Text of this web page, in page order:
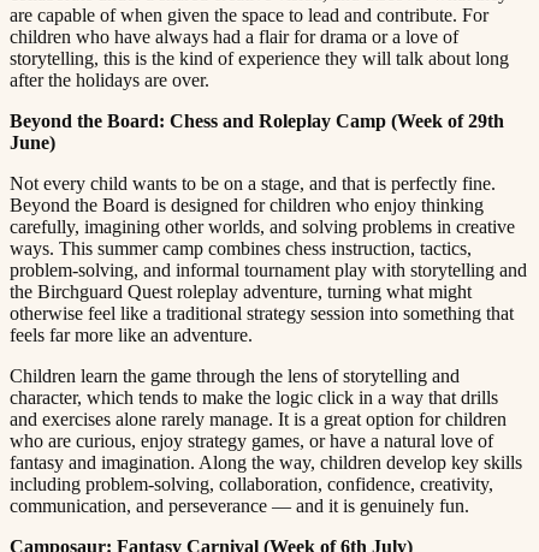
are capable of when given the space to lead and contribute. For
children who have always had a flair for drama or a love of
storytelling, this is the kind of experience they will talk about long
after the holidays are over.​​​​‌ ‍ ​‍​‍‌‍ ‌ ​‍‌‍‍‌‌‍‌ ‌‍‍‌‌‍ ‍​‍​‍​ ‍‍​‍​‍‌ ​ ‌‍​‌‌‍ ‍‌‍‍‌‌ ‌​‌ ‍‌​‍ ‍‌‍‍‌‌‍ ​‍​‍​‍ ​​‍​‍‌‍‍​‌ ​‍‌‍‌‌‌‍‌‍​‍​‍​ ‍‍​‍​‍​‍ ‌ ​ ‌ ‌​‌ ‌‌‌‍‌​‌‍‍‌‌‍ ​‍ ‌‍‍‌‌‍ ‍‌ ‌​‌‍‌‌‌‍ ‍‌ ‌​​‍ ‌‍‌‌‌‍‌​‌‍‍‌‌ ‌​​‍ ‌‍ ‌‌‍ ‌‍‌​‌‍‌‌​ ‌‌ ​​‌ ​‍‌‍‌‌‌ ​ ‌‍‌‌‌‍ ‍‌ ‌​‌‍​‌‌ ‌​‌‍‍‌‌‍ ‌‍ ‍​ ‍ ‌‍‍‌‌‍‌​​ ‌​ ‌‌‌‍‌‌​ ​ ​ ​‍​ ‌ ​ ​​​ ‍​‌‍‌‌​‍ ‌​ ‍‌‌‍​‌​ ‌ ​ ​​​‍ ‌​ ‌​‌‍‌‍‌‍‌​​ ‍‌​‍ ‌‌‍​‍‌‍​‍​ ‍​​ ​‌​‍ ‌​ ​​​ ‌​​ ‍‌​ ‌​​ ‌ ​ ​‌‌‍​ ​ ​​​ ‌​​ ‍​‌‍​ ​ ‌‌​ ‍ ‌ ‌​‌ ‍‌‌ ​​‌‍‌‌​ ‌‌‍ ‍‌‍‌‌‌ ‌ ‌ ​ ​ ‍ ‌ ​​‌‍​‌‌ ‌​‌‍‍​​ ‌‌‍​ ‌‍ ‌‍ ‍‌ ‌​‌‍‌‌‌‍ ‍‌ ‌​​‍‌‌​ ‌‌‌​​‍‌‌ ‌‍‍ ‌‍‌‌‌ ‍‌​‍‌‌​ ​ ‌​‌​​‍‌‌​ ​ ‌​‌​​‍‌‌​ ​‍​ ​‍​ ‌​​ ‌​​ ​ ​ ‍​​ ‍​​ ‍‌​ ​‌​ ‌‍​ ‌​‌‍​ ​ ‌ ​ ​‍​‍‌‌​ ​‍​ ​‍​‍‌‌​ ‌‌‌​‌​​‍ ‍‌‍​ ‌‍‍​‌‍‍‌‌‍ ​‌‍‌​‌ ​‍‌‍‌‌‌‍ ‍​‍‌‌​ ‌‌‌​​‍‌‌ ‌‍‍ ‌‍‌‌‌ ‍‌​‍‌‌​ ​ ‌​‌​​‍‌‌​ ​ ‌​‌​​‍‌‌​ ​‍​ ​‍​ ‌​​ ‌‍​ ‌ ‌‍​‌‌‍‌‍​ ‌‌​ ‍​​ ‍​​ ‌‌​ ‌‍‌‍‌‍​ ‌​​‍‌‌​ ​‍​ ​‍​‍‌‌​ ‌‌‌​‌​​‍ ‍‌ ‌​‌‍‌‌‌ ‍​‌ ‌​​ ‌‍​‍‌‍​‌‌ ​ ‌‍‌‌‌‌‌‌‌ ​‍‌‍ ​​ ‌​‍‌‌​ ​‍‌​‌‍‌ ​ ‌ ‌​‌ ‌‌‌‍‌​‌‍‍‌‌‍ ​‍‌‍‌‍‍‌‌‍‌​​ ‌​ ‌‌‌‍‌‌​ ​ ​ ​‍​ ‌ ​ ​​​ ‍​‌‍‌‌​‍ ‌​ ‍‌‌‍​‌​ ‌ ​ ​​​‍ ‌​ ‌​‌‍‌‍‌‍‌​​ ‍‌​‍ ‌‌‍​‍‌‍​‍​ ‍​​ ​‌​‍ ‌​ ​​​ ‌​​ ‍‌​ ‌​​ ‌ ​ ​‌‌‍​ ​ ​​​ ‌​​ ‍​‌‍​ ​ ‌‌​‍‌‍‌ ‌​‌ ‍‌‌ ​​‌‍‌‌​ ‌‌‍ ‍‌‍‌‌‌ ‌ ‌ ​ ​‍‌‍‌ ​​‌‍​‌‌ ‌​‌‍‍​​ ‌‌‍​ ‌‍ ‌‍ ‍‌ ‌​‌‍‌‌‌‍ ‍‌ ‌​​‍‌‌​ ‌‌‌​​‍‌‌ ‌‍‍ ‌‍‌‌‌ ‍‌​‍‌‌​ ​ ‌​‌​​‍‌‌​ ​ ‌​‌​​‍‌‌​ ​‍​ ​‍​ ‌​​ ‌​​ ​ ​ ‍​​ ‍​​ ‍‌​ ​‌​ ‌‍​ ‌​‌‍​ ​ ‌ ​ ​‍​‍‌‌​ ​‍​ ​‍​‍‌‌​ ‌‌‌​‌​​‍ ‍‌‍​ ‌‍‍​‌‍‍‌‌‍ ​‌‍‌​‌ ​‍‌‍‌‌‌‍ ‍​‍‌‌​ ‌‌‌​​‍‌‌ ‌‍‍ ‌‍‌‌‌ ‍‌​‍‌‌​ ​ ‌​‌​​‍‌‌​ ​ ‌​‌​​‍‌‌​ ​‍​ ​‍​ ‌​​ ‌‍​ ‌ ‌‍​‌‌‍‌‍​ ‌‌​ ‍​​ ‍​​ ‌‌​ ‌‍‌‍‌‍​ ‌​​‍‌‌​ ​‍​ ​‍​‍‌‌​ ‌‌‌​‌​​‍ ‍‌ ‌​‌‍‌‌‌ ‍​‌ ‌​​‍‌‍‌ ​​‌‍‌‌‌ ​‍‌ ​ ‌ ​​‌‍‌‌‌‍​ ‌ ‌​‌‍‍‌‌ ‌‍‌‍‌‌​ ‌‌ ​​‌ ‌‌‌‍​‍‌‍ ​‌‍‍‌‌ ​ ‌‍‍​‌‍‌‌‌‍‌​​‍​‍‌ ‌
Beyond the Board: Chess and Roleplay Camp (Week of 29th
June)​​​​‌ ‍ ​‍​‍‌‍ ‌ ​‍‌‍‍‌‌‍‌ ‌‍‍‌‌‍ ‍​‍​‍​ ‍‍​‍​‍‌ ​ ‌‍​‌‌‍ ‍‌‍‍‌‌ ‌​‌ ‍‌​‍ ‍‌‍‍‌‌‍ ​‍​‍​‍ ​​‍​‍‌‍‍​‌ ​‍‌‍‌‌‌‍‌‍​‍​‍​ ‍‍​‍​‍​‍ ‌ ​ ‌ ‌​‌ ‌‌‌‍‌​‌‍‍‌‌‍ ​‍ ‌‍‍‌‌‍ ‍‌ ‌​‌‍‌‌‌‍ ‍‌ ‌​​‍ ‌‍‌‌‌‍‌​‌‍‍‌‌ ‌​​‍ ‌‍ ‌‌‍ ‌‍‌​‌‍‌‌​ ‌‌ ​​‌ ​‍‌‍‌‌‌ ​ ‌‍‌‌‌‍ ‍‌ ‌​‌‍​‌‌ ‌​‌‍‍‌‌‍ ‌‍ ‍​ ‍ ‌‍‍‌‌‍‌​​ ‌​ ‌‌‌‍‌‌​ ​ ​ ​‍​ ‌ ​ ​​​ ‍​‌‍‌‌​‍ ‌​ ‍‌‌‍​‌​ ‌ ​ ​​​‍ ‌​ ‌​‌‍‌‍‌‍‌​​ ‍‌​‍ ‌‌‍​‍‌‍​‍​ ‍​​ ​‌​‍ ‌​ ​​​ ‌​​ ‍‌​ ‌​​ ‌ ​ ​‌‌‍​ ​ ​​​ ‌​​ ‍​‌‍​ ​ ‌‌​ ‍ ‌ ‌​‌ ‍‌‌ ​​‌‍‌‌​ ‌‌‍ ‍‌‍‌‌‌ ‌ ‌ ​ ​ ‍ ‌ ​​‌‍​‌‌ ‌​‌‍‍​​ ‌‌‍​ ‌‍ ‌‍ ‍‌ ‌​‌‍‌‌‌‍ ‍‌ ‌​​‍‌‌​ ‌‌‌​​‍‌‌ ‌‍‍ ‌‍‌‌‌ ‍‌​‍‌‌​ ​ ‌​‌​​‍‌‌​ ​ ‌​‌​​‍‌‌​ ​‍​ ​‍​ ‌‍‌‍​‍​ ‌​‌‍​‍​ ‌ ​ ‌​​ ‌​​ ‍‌‌‍‌‌​ ‌ ​ ‍​‌‍‌​​‍‌‌​ ​‍​ ​‍​‍‌‌​ ‌‌‌​‌​​‍ ‍‌‍​ ‌‍‍​‌‍‍‌‌‍ ​‌‍‌​‌ ​‍‌‍‌‌‌‍ ‍​‍‌‌​ ‌‌‌​​‍‌‌ ‌‍‍ ‌‍‌‌‌ ‍‌​‍‌‌​ ​ ‌​‌​​‍‌‌​ ​ ‌​‌​​‍‌‌​ ​‍​ ​‍‌‍‌​​ ​ ‌‍​ ​ ‌‌​ ​ ​ ‌​​ ‌‌​ ‍​​ ‍‌​ ‌​​ ​‌​ ‍‌​‍‌‌​ ​‍​ ​‍​‍‌‌​ ‌‌‌​‌​​‍ ‍‌ ‌​‌‍‌‌‌ ‍​‌ ‌​​ ‌‍​‍‌‍​‌‌ ​ ‌‍‌‌‌‌‌‌‌ ​‍‌‍ ​​ ‌​‍‌‌​ ​‍‌​‌‍‌ ​ ‌ ‌​‌ ‌‌‌‍‌​‌‍‍‌‌‍ ​‍‌‍‌‍‍‌‌‍‌​​ ‌​ ‌‌‌‍‌‌​ ​ ​ ​‍​ ‌ ​ ​​​ ‍​‌‍‌‌​‍ ‌​ ‍‌‌‍​‌​ ‌ ​ ​​​‍ ‌​ ‌​‌‍‌‍‌‍‌​​ ‍‌​‍ ‌‌‍​‍‌‍​‍​ ‍​​ ​‌​‍ ‌​ ​​​ ‌​​ ‍‌​ ‌​​ ‌ ​ ​‌‌‍​ ​ ​​​ ‌​​ ‍​‌‍​ ​ ‌‌​‍‌‍‌ ‌​‌ ‍‌‌ ​​‌‍‌‌​ ‌‌‍ ‍‌‍‌‌‌ ‌ ‌ ​ ​‍‌‍‌ ​​‌‍​‌‌ ‌​‌‍‍​​ ‌‌‍​ ‌‍ ‌‍ ‍‌ ‌​‌‍‌‌‌‍ ‍‌ ‌​​‍‌‌​ ‌‌‌​​‍‌‌ ‌‍‍ ‌‍‌‌‌ ‍‌​‍‌‌​ ​ ‌​‌​​‍‌‌​ ​ ‌​‌​​‍‌‌​ ​‍​ ​‍​ ‌‍‌‍​‍​ ‌​‌‍​‍​ ‌ ​ ‌​​ ‌​​ ‍‌‌‍‌‌​ ‌ ​ ‍​‌‍‌​​‍‌‌​ ​‍​ ​‍​‍‌‌​ ‌‌‌​‌​​‍ ‍‌‍​ ‌‍‍​‌‍‍‌‌‍ ​‌‍‌​‌ ​‍‌‍‌‌‌‍ ‍​‍‌‌​ ‌‌‌​​‍‌‌ ‌‍‍ ‌‍‌‌‌ ‍‌​‍‌‌​ ​ ‌​‌​​‍‌‌​ ​ ‌​‌​​‍‌‌​ ​‍​ ​‍‌‍‌​​ ​ ‌‍​ ​ ‌‌​ ​ ​ ‌​​ ‌‌​ ‍​​ ‍‌​ ‌​​ ​‌​ ‍‌​‍‌‌​ ​‍​ ​‍​‍‌‌​ ‌‌‌​‌​​‍ ‍‌ ‌​‌‍‌‌‌ ‍​‌ ‌​​‍‌‍‌ ​​‌‍‌‌‌ ​‍‌ ​ ‌ ​​‌‍‌‌‌‍​ ‌ ‌​‌‍‍‌‌ ‌‍‌‍‌‌​ ‌‌ ​​‌ ‌‌‌‍​‍‌‍ ​‌‍‍‌‌ ​ ‌‍‍​‌‍‌‌‌‍‌​​‍​‍‌ ‌
Not every child wants to be on a stage, and that is perfectly fine.
Beyond the Board is designed for children who enjoy thinking
carefully, imagining other worlds, and solving problems in creative
ways. This summer camp combines chess instruction, tactics,
problem-solving, and informal tournament play with storytelling and
the Birchguard Quest roleplay adventure, turning what might
otherwise feel like a traditional strategy session into something that
feels far more like an adventure.​​​​‌ ‍ ​‍​‍‌‍ ‌ ​‍‌‍‍‌‌‍‌ ‌‍‍‌‌‍ ‍​‍​‍​ ‍‍​‍​‍‌ ​ ‌‍​‌‌‍ ‍‌‍‍‌‌ ‌​‌ ‍‌​‍ ‍‌‍‍‌‌‍ ​‍​‍​‍ ​​‍​‍‌‍‍​‌ ​‍‌‍‌‌‌‍‌‍​‍​‍​ ‍‍​‍​‍​‍ ‌ ​ ‌ ‌​‌ ‌‌‌‍‌​‌‍‍‌‌‍ ​‍ ‌‍‍‌‌‍ ‍‌ ‌​‌‍‌‌‌‍ ‍‌ ‌​​‍ ‌‍‌‌‌‍‌​‌‍‍‌‌ ‌​​‍ ‌‍ ‌‌‍ ‌‍‌​‌‍‌‌​ ‌‌ ​​‌ ​‍‌‍‌‌‌ ​ ‌‍‌‌‌‍ ‍‌ ‌​‌‍​‌‌ ‌​‌‍‍‌‌‍ ‌‍ ‍​ ‍ ‌‍‍‌‌‍‌​​ ‌​ ‌‌‌‍‌‌​ ​ ​ ​‍​ ‌ ​ ​​​ ‍​‌‍‌‌​‍ ‌​ ‍‌‌‍​‌​ ‌ ​ ​​​‍ ‌​ ‌​‌‍‌‍‌‍‌​​ ‍‌​‍ ‌‌‍​‍‌‍​‍​ ‍​​ ​‌​‍ ‌​ ​​​ ‌​​ ‍‌​ ‌​​ ‌ ​ ​‌‌‍​ ​ ​​​ ‌​​ ‍​‌‍​ ​ ‌‌​ ‍ ‌ ‌​‌ ‍‌‌ ​​‌‍‌‌​ ‌‌‍ ‍‌‍‌‌‌ ‌ ‌ ​ ​ ‍ ‌ ​​‌‍​‌‌ ‌​‌‍‍​​ ‌‌‍​ ‌‍ ‌‍ ‍‌ ‌​‌‍‌‌‌‍ ‍‌ ‌​​‍‌‌​ ‌‌‌​​‍‌‌ ‌‍‍ ‌‍‌‌‌ ‍‌​‍‌‌​ ​ ‌​‌​​‍‌‌​ ​ ‌​‌​​‍‌‌​ ​‍​ ​‍​ ​ ‌‍​‌​ ‍​​ ​‌​ ‍‌​ ‌​​ ‍‌‌‍​ ‌‍‌‌‌‍‌‌​ ‌​​ ‌‍​‍‌‌​ ​‍​ ​‍​‍‌‌​ ‌‌‌​‌​​‍ ‍‌‍​ ‌‍‍​‌‍‍‌‌‍ ​‌‍‌​‌ ​‍‌‍‌‌‌‍ ‍​‍‌‌​ ‌‌‌​​‍‌‌ ‌‍‍ ‌‍‌‌‌ ‍‌​‍‌‌​ ​ ‌​‌​​‍‌‌​ ​ ‌​‌​​‍‌‌​ ​‍​ ​‍​ ‌ ​ ‍​​ ‍​‌‍​ ​ ​ ‌‍​‌​ ​ ​ ‌‍‌‍​‌‌‍​ ‌‍​‌​ ​‌​‍‌‌​ ​‍​ ​‍​‍‌‌​ ‌‌‌​‌​​‍ ‍‌ ‌​‌‍‌‌‌ ‍​‌ ‌​​ ‌‍​‍‌‍​‌‌ ​ ‌‍‌‌‌‌‌‌‌ ​‍‌‍ ​​ ‌​‍‌‌​ ​‍‌​‌‍‌ ​ ‌ ‌​‌ ‌‌‌‍‌​‌‍‍‌‌‍ ​‍‌‍‌‍‍‌‌‍‌​​ ‌​ ‌‌‌‍‌‌​ ​ ​ ​‍​ ‌ ​ ​​​ ‍​‌‍‌‌​‍ ‌​ ‍‌‌‍​‌​ ‌ ​ ​​​‍ ‌​ ‌​‌‍‌‍‌‍‌​​ ‍‌​‍ ‌‌‍​‍‌‍​‍​ ‍​​ ​‌​‍ ‌​ ​​​ ‌​​ ‍‌​ ‌​​ ‌ ​ ​‌‌‍​ ​ ​​​ ‌​​ ‍​‌‍​ ​ ‌‌​‍‌‍‌ ‌​‌ ‍‌‌ ​​‌‍‌‌​ ‌‌‍ ‍‌‍‌‌‌ ‌ ‌ ​ ​‍‌‍‌ ​​‌‍​‌‌ ‌​‌‍‍​​ ‌‌‍​ ‌‍ ‌‍ ‍‌ ‌​‌‍‌‌‌‍ ‍‌ ‌​​‍‌‌​ ‌‌‌​​‍‌‌ ‌‍‍ ‌‍‌‌‌ ‍‌​‍‌‌​ ​ ‌​‌​​‍‌‌​ ​ ‌​‌​​‍‌‌​ ​‍​ ​‍​ ​ ‌‍​‌​ ‍​​ ​‌​ ‍‌​ ‌​​ ‍‌‌‍​ ‌‍‌‌‌‍‌‌​ ‌​​ ‌‍​‍‌‌​ ​‍​ ​‍​‍‌‌​ ‌‌‌​‌​​‍ ‍‌‍​ ‌‍‍​‌‍‍‌‌‍ ​‌‍‌​‌ ​‍‌‍‌‌‌‍ ‍​‍‌‌​ ‌‌‌​​‍‌‌ ‌‍‍ ‌‍‌‌‌ ‍‌​‍‌‌​ ​ ‌​‌​​‍‌‌​ ​ ‌​‌​​‍‌‌​ ​‍​ ​‍​ ‌ ​ ‍​​ ‍​‌‍​ ​ ​ ‌‍​‌​ ​ ​ ‌‍‌‍​‌‌‍​ ‌‍​‌​ ​‌​‍‌‌​ ​‍​ ​‍​‍‌‌​ ‌‌‌​‌​​‍ ‍‌ ‌​‌‍‌‌‌ ‍​‌ ‌​​‍‌‍‌ ​​‌‍‌‌‌ ​‍‌ ​ ‌ ​​‌‍‌‌‌‍​ ‌ ‌​‌‍‍‌‌ ‌‍‌‍‌‌​ ‌‌ ​​‌ ‌‌‌‍​‍‌‍ ​‌‍‍‌‌ ​ ‌‍‍​‌‍‌‌‌‍‌​​‍​‍‌ ‌
Children learn the game through the lens of storytelling and
character, which tends to make the logic click in a way that drills
and exercises alone rarely manage. It is a great option for children
who are curious, enjoy strategy games, or have a natural love of
fantasy and imagination. Along the way, children develop key skills
including problem-solving, collaboration, confidence, creativity,
communication, and perseverance — and it is genuinely fun.​​​​‌ ‍ ​‍​‍‌‍ ‌ ​‍‌‍‍‌‌‍‌ ‌‍‍‌‌‍ ‍​‍​‍​ ‍‍​‍​‍‌ ​ ‌‍​‌‌‍ ‍‌‍‍‌‌ ‌​‌ ‍‌​‍ ‍‌‍‍‌‌‍ ​‍​‍​‍ ​​‍​‍‌‍‍​‌ ​‍‌‍‌‌‌‍‌‍​‍​‍​ ‍‍​‍​‍​‍ ‌ ​ ‌ ‌​‌ ‌‌‌‍‌​‌‍‍‌‌‍ ​‍ ‌‍‍‌‌‍ ‍‌ ‌​‌‍‌‌‌‍ ‍‌ ‌​​‍ ‌‍‌‌‌‍‌​‌‍‍‌‌ ‌​​‍ ‌‍ ‌‌‍ ‌‍‌​‌‍‌‌​ ‌‌ ​​‌ ​‍‌‍‌‌‌ ​ ‌‍‌‌‌‍ ‍‌ ‌​‌‍​‌‌ ‌​‌‍‍‌‌‍ ‌‍ ‍​ ‍ ‌‍‍‌‌‍‌​​ ‌​ ‌‌‌‍‌‌​ ​ ​ ​‍​ ‌ ​ ​​​ ‍​‌‍‌‌​‍ ‌​ ‍‌‌‍​‌​ ‌ ​ ​​​‍ ‌​ ‌​‌‍‌‍‌‍‌​​ ‍‌​‍ ‌‌‍​‍‌‍​‍​ ‍​​ ​‌​‍ ‌​ ​​​ ‌​​ ‍‌​ ‌​​ ‌ ​ ​‌‌‍​ ​ ​​​ ‌​​ ‍​‌‍​ ​ ‌‌​ ‍ ‌ ‌​‌ ‍‌‌ ​​‌‍‌‌​ ‌‌‍ ‍‌‍‌‌‌ ‌ ‌ ​ ​ ‍ ‌ ​​‌‍​‌‌ ‌​‌‍‍​​ ‌‌‍​ ‌‍ ‌‍ ‍‌ ‌​‌‍‌‌‌‍ ‍‌ ‌​​‍‌‌​ ‌‌‌​​‍‌‌ ‌‍‍ ‌‍‌‌‌ ‍‌​‍‌‌​ ​ ‌​‌​​‍‌‌​ ​ ‌​‌​​‍‌‌​ ​‍​ ​‍‌‍‌‍‌‍‌‍​ ​ ​ ‌‌​ ​​​ ​‍​ ​ ​ ‍‌‌‍​ ‌‍​‌​ ‌ ​ ​ ​‍‌‌​ ​‍​ ​‍​‍‌‌​ ‌‌‌​‌​​‍ ‍‌‍​ ‌‍‍​‌‍‍‌‌‍ ​‌‍‌​‌ ​‍‌‍‌‌‌‍ ‍​‍‌‌​ ‌‌‌​​‍‌‌ ‌‍‍ ‌‍‌‌‌ ‍‌​‍‌‌​ ​ ‌​‌​​‍‌‌​ ​ ‌​‌​​‍‌‌​ ​‍​ ​‍‌‍‌​​ ​‍‌‍​ ‌‍​‌‌‍‌‌‌‍​ ‌‍​ ​ ‌‍‌‍​ ​ ​ ​ ​‌​ ​ ​‍‌‌​ ​‍​ ​‍​‍‌‌​ ‌‌‌​‌​​‍ ‍‌ ‌​‌‍‌‌‌ ‍​‌ ‌​​ ‌‍​‍‌‍​‌‌ ​ ‌‍‌‌‌‌‌‌‌ ​‍‌‍ ​​ ‌​‍‌‌​ ​‍‌​‌‍‌ ​ ‌ ‌​‌ ‌‌‌‍‌​‌‍‍‌‌‍ ​‍‌‍‌‍‍‌‌‍‌​​ ‌​ ‌‌‌‍‌‌​ ​ ​ ​‍​ ‌ ​ ​​​ ‍​‌‍‌‌​‍ ‌​ ‍‌‌‍​‌​ ‌ ​ ​​​‍ ‌​ ‌​‌‍‌‍‌‍‌​​ ‍‌​‍ ‌‌‍​‍‌‍​‍​ ‍​​ ​‌​‍ ‌​ ​​​ ‌​​ ‍‌​ ‌​​ ‌ ​ ​‌‌‍​ ​ ​​​ ‌​​ ‍​‌‍​ ​ ‌‌​‍‌‍‌ ‌​‌ ‍‌‌ ​​‌‍‌‌​ ‌‌‍ ‍‌‍‌‌‌ ‌ ‌ ​ ​‍‌‍‌ ​​‌‍​‌‌ ‌​‌‍‍​​ ‌‌‍​ ‌‍ ‌‍ ‍‌ ‌​‌‍‌‌‌‍ ‍‌ ‌​​‍‌‌​ ‌‌‌​​‍‌‌ ‌‍‍ ‌‍‌‌‌ ‍‌​‍‌‌​ ​ ‌​‌​​‍‌‌​ ​ ‌​‌​​‍‌‌​ ​‍​ ​‍‌‍‌‍‌‍‌‍​ ​ ​ ‌‌​ ​​​ ​‍​ ​ ​ ‍‌‌‍​ ‌‍​‌​ ‌ ​ ​ ​‍‌‌​ ​‍​ ​‍​‍‌‌​ ‌‌‌​‌​​‍ ‍‌‍​ ‌‍‍​‌‍‍‌‌‍ ​‌‍‌​‌ ​‍‌‍‌‌‌‍ ‍​‍‌‌​ ‌‌‌​​‍‌‌ ‌‍‍ ‌‍‌‌‌ ‍‌​‍‌‌​ ​ ‌​‌​​‍‌‌​ ​ ‌​‌​​‍‌‌​ ​‍​ ​‍‌‍‌​​ ​‍‌‍​ ‌‍​‌‌‍‌‌‌‍​ ‌‍​ ​ ‌‍‌‍​ ​ ​ ​ ​‌​ ​ ​‍‌‌​ ​‍​ ​‍​‍‌‌​ ‌‌‌​‌​​‍ ‍‌ ‌​‌‍‌‌‌ ‍​‌ ‌​​‍‌‍‌ ​​‌‍‌‌‌ ​‍‌ ​ ‌ ​​‌‍‌‌‌‍​ ‌ ‌​‌‍‍‌‌ ‌‍‌‍‌‌​ ‌‌ ​​‌ ‌‌‌‍​‍‌‍ ​‌‍‍‌‌ ​ ‌‍‍​‌‍‌‌‌‍‌​​‍​‍‌ ‌
Camposaur: Fantasy Carnival (Week of 6th July)​​​​‌ ‍ ​‍​‍‌‍ ‌ ​‍‌‍‍‌‌‍‌ ‌‍‍‌‌‍ ‍​‍​‍​ ‍‍​‍​‍‌ ​ ‌‍​‌‌‍ ‍‌‍‍‌‌ ‌​‌ ‍‌​‍ ‍‌‍‍‌‌‍ ​‍​‍​‍ ​​‍​‍‌‍‍​‌ ​‍‌‍‌‌‌‍‌‍​‍​‍​ ‍‍​‍​‍​‍ ‌ ​ ‌ ‌​‌ ‌‌‌‍‌​‌‍‍‌‌‍ ​‍ ‌‍‍‌‌‍ ‍‌ ‌​‌‍‌‌‌‍ ‍‌ ‌​​‍ ‌‍‌‌‌‍‌​‌‍‍‌‌ ‌​​‍ ‌‍ ‌‌‍ ‌‍‌​‌‍‌‌​ ‌‌ ​​‌ ​‍‌‍‌‌‌ ​ ‌‍‌‌‌‍ ‍‌ ‌​‌‍​‌‌ ‌​‌‍‍‌‌‍ ‌‍ ‍​ ‍ ‌‍‍‌‌‍‌​​ ‌​ ‌‌‌‍‌‌​ ​ ​ ​‍​ ‌ ​ ​​​ ‍​‌‍‌‌​‍ ‌​ ‍‌‌‍​‌​ ‌ ​ ​​​‍ ‌​ ‌​‌‍‌‍‌‍‌​​ ‍‌​‍ ‌‌‍​‍‌‍​‍​ ‍​​ ​‌​‍ ‌​ ​​​ ‌​​ ‍‌​ ‌​​ ‌ ​ ​‌‌‍​ ​ ​​​ ‌​​ ‍​‌‍​ ​ ‌‌​ ‍ ‌ ‌​‌ ‍‌‌ ​​‌‍‌‌​ ‌‌‍ ‍‌‍‌‌‌ ‌ ‌ ​ ​ ‍ ‌ ​​‌‍​‌‌ ‌​‌‍‍​​ ‌‌‍​ ‌‍ ‌‍ ‍‌ ‌​‌‍‌‌‌‍ ‍‌ ‌​​‍‌‌​ ‌‌‌​​‍‌‌ ‌‍‍ ‌‍‌‌‌ ‍‌​‍‌‌​ ​ ‌​‌​​‍‌‌​ ​ ‌​‌​​‍‌‌​ ​‍​ ​‍​ ‌​​ ‍​​ ​​​ ​ ‌‍‌‌​ ‍‌​ ‍‌‌‍​‌‌‍‌‌‌‍‌‌​ ​‍‌‍‌‍​‍‌‌​ ​‍​ ​‍​‍‌‌​ ‌‌‌​‌​​‍ ‍‌‍​ ‌‍‍​‌‍‍‌‌‍ ​‌‍‌​‌ ​‍‌‍‌‌‌‍ ‍​‍‌‌​ ‌‌‌​​‍‌‌ ‌‍‍ ‌‍‌‌‌ ‍‌​‍‌‌​ ​ ‌​‌​​‍‌‌​ ​ ‌​‌​​‍‌‌​ ​‍​ ​‍​ ​‍​ ‌​​ ‌​​ ‍​​ ​‍​ ​ ​ ​‌​ ‌‍‌‍‌‍‌‍‌‍​ ‍‌​ ‍‌​‍‌‌​ ​‍​ ​‍​‍‌‌​ ‌‌‌​‌​​‍ ‍‌ ‌​‌‍‌‌‌ ‍​‌ ‌​​ ‌‍​‍‌‍​‌‌ ​ ‌‍‌‌‌‌‌‌‌ ​‍‌‍ ​​ ‌​‍‌‌​ ​‍‌​‌‍‌ ​ ‌ ‌​‌ ‌‌‌‍‌​‌‍‍‌‌‍ ​‍‌‍‌‍‍‌‌‍‌​​ ‌​ ‌‌‌‍‌‌​ ​ ​ ​‍​ ‌ ​ ​​​ ‍​‌‍‌‌​‍ ‌​ ‍‌‌‍​‌​ ‌ ​ ​​​‍ ‌​ ‌​‌‍‌‍‌‍‌​​ ‍‌​‍ ‌‌‍​‍‌‍​‍​ ‍​​ ​‌​‍ ‌​ ​​​ ‌​​ ‍‌​ ‌​​ ‌ ​ ​‌‌‍​ ​ ​​​ ‌​​ ‍​‌‍​ ​ ‌‌​‍‌‍‌ ‌​‌ ‍‌‌ ​​‌‍‌‌​ ‌‌‍ ‍‌‍‌‌‌ ‌ ‌ ​ ​‍‌‍‌ ​​‌‍​‌‌ ‌​‌‍‍​​ ‌‌‍​ ‌‍ ‌‍ ‍‌ ‌​‌‍‌‌‌‍ ‍‌ ‌​​‍‌‌​ ‌‌‌​​‍‌‌ ‌‍‍ ‌‍‌‌‌ ‍‌​‍‌‌​ ​ ‌​‌​​‍‌‌​ ​ ‌​‌​​‍‌‌​ ​‍​ ​‍​ ‌​​ ‍​​ ​​​ ​ ‌‍‌‌​ ‍‌​ ‍‌‌‍​‌‌‍‌‌‌‍‌‌​ ​‍‌‍‌‍​‍‌‌​ ​‍​ ​‍​‍‌‌​ ‌‌‌​‌​​‍ ‍‌‍​ ‌‍‍​‌‍‍‌‌‍ ​‌‍‌​‌ ​‍‌‍‌‌‌‍ ‍​‍‌‌​ ‌‌‌​​‍‌‌ ‌‍‍ ‌‍‌‌‌ ‍‌​‍‌‌​ ​ ‌​‌​​‍‌‌​ ​ ‌​‌​​‍‌‌​ ​‍​ ​‍​ ​‍​ ‌​​ ‌​​ ‍​​ ​‍​ ​ ​ ​‌​ ‌‍‌‍‌‍‌‍‌‍​ ‍‌​ ‍‌​‍‌‌​ ​‍​ ​‍​‍‌‌​ ‌‌‌​‌​​‍ ‍‌ ‌​‌‍‌‌‌ ‍​‌ ‌​​‍‌‍‌ ​​‌‍‌‌‌ ​‍‌ ​ ‌ ​​‌‍‌‌‌‍​ ‌ ‌​‌‍‍‌‌ ‌‍‌‍‌‌​ ‌‌ ​​‌ ‌‌‌‍​‍‌‍ ​‌‍‍‌‌ ​ ‌‍‍​‌‍‌‌‌‍‌​​‍​‍‌ ‌